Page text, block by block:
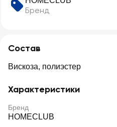
Бренд
Состав
Вискоза, полиэстер
Характеристики
Бренд
HOMECLUB